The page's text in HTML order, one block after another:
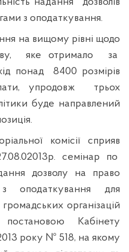
з оподаткування.
на вищому рівні щодо
яке отримало
за
понад
8400 розмірів
упродовж
трьох
буде направлений
комісії сприяв
семінар по
дозволу на право
з оподаткування для
організацій
постановою Кабінету
року № 518, на якому